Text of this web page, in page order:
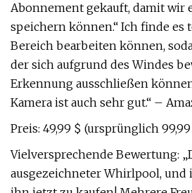
Abonnement gekauft, damit wir
speichern können.“ Ich finde es
Bereich bearbeiten können,
der sich aufgrund des Windes
Erkennung ausschließen
Kamera ist auch sehr gut.“ –
Preis: 49,99 $ (ursprünglich
Vielversprechende Bewertung:
ausgezeichneter Whirlpool, und